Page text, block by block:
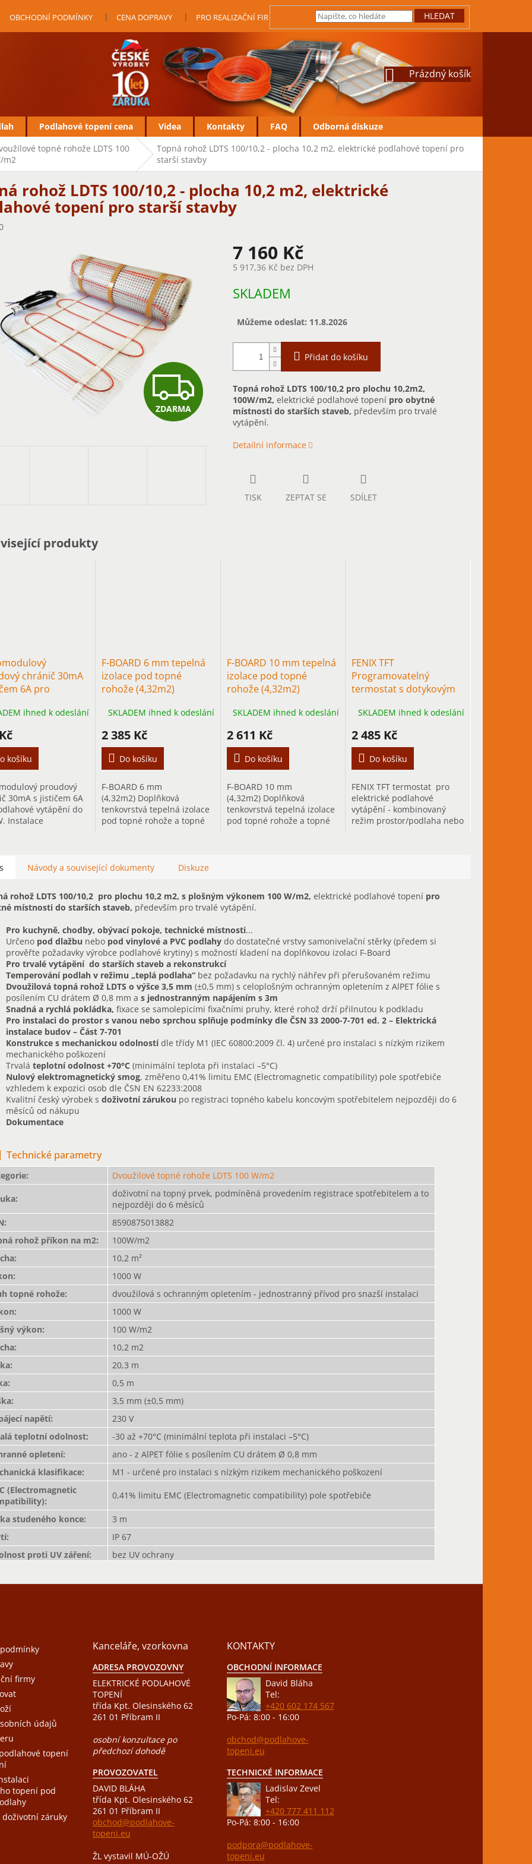
OBCHODNÍ PODMÍNKY CENA DOPRAVY PRO REALIZAČNÍ FIRMY JAK REKLAMOVAT VRÁCENÍ ZBOŽÍ
HLEDAT
NÁKUPNÍ
KOŠÍK
Prázdný košík
Podlahové topení cena Videa Kontakty FAQ Odborná diskuze
topné rohože LDTS 100
m2
Topná rohož LDTS 100/10,2 - plocha 10,2 m2, elektrické podlahové topení pro
starší stavby
rohož LDTS 100/10,2 - plocha 10,2 m2, elektrické
topení pro starší stavby
Z
D
ZDARMA
7 160 Kč
5 917,36 Kč bez DPH
cena:
SKLADEM
Můžeme odeslat: 11.8.2026
Přidat do košíku
Topná rohož LDTS 100/10,2 pro plochu 10,2m2,
100W/m2, elektrické podlahové topenípro obytné
místnosti do starších staveb, především pro trvalé
vytápění.
Detailní informace
TISK ZEPTAT SE SDÍLET
produkty
chránič 30mA
6A pro
ihned k odeslání
košíku
proudový
30mA s jističem 6A
vytápění do
Instalace
chráničem.
F-BOARD 6 mm tepelná
izolace pod topné
rohože (4,32m2)
SKLADEM ihned k odeslání
2 385 Kč
Do košíku
F-BOARD 6 mm
(4,32m2) Doplňková
tenkovrstvá tepelná izolace
pod topné rohože a topné
F-BOARD 10 mm tepelná
izolace pod topné
rohože (4,32m2)
SKLADEM ihned k odeslání
2 611 Kč
Do košíku
F-BOARD 10 mm
(4,32m2) Doplňková
tenkovrstvá tepelná izolace
pod topné rohože a topné
FENIX TFT
Programovatelný
termostat s dotykovým
vytápění
SKLADEM ihned k odeslání
2 485 Kč
Do košíku
FENIX TFT termostat pro
elektrické podlahové
vytápění - kombinovaný
režim prostor/podlaha nebo
Návody a související dokumenty Diskuze
rohož LDTS 100/10,2 pro plochu 10,2 m2, s plošným výkonem 100 W/m2, elektrické podlahové topení pro
místnosti do starších staveb, především pro trvalé vytápění.
Pro kuchyně, chodby, obývací pokoje, technické místnosti...
Určeno pod dlažbu nebo pod vinylové a PVC podlahy do dostatečné vrstvy samonivelační stěrky (předem si
prověřte požadavky výrobce podlahové krytiny) s možností kladení na doplňkovou izolaci F-Board
Pro trvalé vytápění do starších staveb a rekonstrukcí
Temperování podlah v režimu „teplá podlaha“ bez požadavku na rychlý náhřev při přerušovaném režimu
Dvoužilová topná rohož LDTS o výšce 3,5 mm (±0,5 mm) s celoplošným ochranným opletením z AlPET fólie s
posílením CU drátem Ø 0,8 mm a s jednostranným napájením s 3m
Snadná a rychlá pokládka, fixace se samolepicími fixačními pruhy, které rohož drží přilnutou k podkladu
Pro instalaci do prostor s vanou nebo sprchou splňuje podmínky dle ČSN 33 2000-7-701 ed. 2 – Elektrická
instalace budov – Část 7-701
Konstrukce s mechanickou odolnostídle třídy M1 (IEC 60800:2009 čl. 4) určené pro instalaci s nízkým rizikem
mechanického poškození
Trvalá teplotní odolnost +70°C (minimální teplota při instalaci –5°C)
Nulový elektromagnetický smog, změřeno 0,41% limitu EMC (Electromagnetic compatibility) pole spotřebiče
vzhledem k expozici osob dle ČSN EN 62233:2008
Kvalitní český výrobek s doživotní zárukou po registraci topného kabelu koncovým spotřebitelem nejpozději do 6
měsíců od nákupu
Dokumentace
Technické parametry
: Dvoužilové topné rohože LDTS 100 W/m2
:
doživotní na topný prvek, podmíněná provedením registrace spotřebitelem a to
nejpozději do 6 měsíců
:
8590875013882
rohož příkon na m2:
100W/m2
:
10,2 m²
:
1000 W
topné rohože:
dvoužilová s ochranným opletením - jednostranný přívod pro snazší instalaci
:
1000 W
výkon:
100 W/m2
:
10,2 m2
:
20,3 m
:
0,5 m
:
3,5 mm (±0,5 mm)
napětí:
230 V
teplotní odolnost:
-30 až +70°C (minimální teplota při instalaci –5°C)
opletení:
ano - z AlPET fólie s posílením CU drátem Ø 0,8 mm
klasifikace:
M1 - určené pro instalaci s nízkým rizikem mechanického poškození
(Electromagnetic
:
0,41% limitu EMC (Electromagnetic compatibility) pole spotřebiče
studeného konce:
3 m
:
IP 67
proti UV záření: bez UV ochrany
firmy
údajů
topení
topení pod
doživotní záruky
Kanceláře, vzorkovna
ADRESA PROVOZOVNY
ELEKTRICKÉ PODLAHOVÉ
TOPENÍ
třída Kpt. Olesinského 62
261 01 Příbram II
osobní konzultace po
předchozí dohodě
PROVOZOVATEL
DAVID BLÁHA
třída Kpt. Olesinského 62
261 01 Příbram II
obchod@podlahove-
topeni.eu
ŽL vystavil MÚ-OŽÚ
KONTAKTY
OBCHODNÍ INFORMACE
David Bláha
Tel:
+420 602 174 567
Po-Pá: 8:00 - 16:00
obchod@podlahove-
topeni.eu
TECHNICKÉ INFORMACE
Ladislav Zevel
Tel:
+420 777 411 112
Po-Pá: 8:00 - 16:00
podpora@podlahove-
topeni.eu